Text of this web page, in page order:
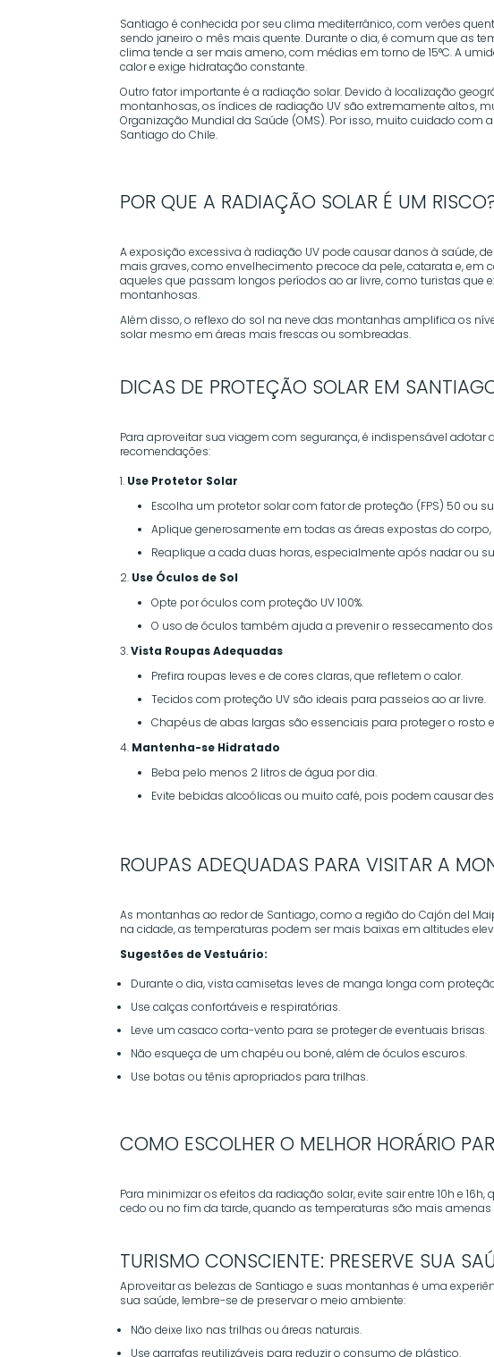
Santiago é conhecida por seu clima mediterrânico, com verões
sendo janeiro o mês mais quente. Durante o dia, é comum que as
clima tende a ser mais ameno, com médias em torno de 15°C. A
calor e exige hidratação constante.
Outro fator importante é a radiação solar. Devido à localização
montanhosas, os índices de radiação UV são extremamente altos,
Organização Mundial da Saúde (OMS). Por isso, muito cuidado
Santiago do Chile.
POR QUE A RADIAÇÃO SOLAR É UM
A exposição excessiva à radiação UV pode causar danos à saúde,
mais graves, como envelhecimento precoce da pele, catarata e, em
aqueles que passam longos períodos ao ar livre, como turistas que
montanhosas.
Além disso, o reflexo do sol na neve das montanhas amplifica os
solar mesmo em áreas mais frescas ou sombreadas.
DICAS DE PROTEÇÃO SOLAR EM
Para aproveitar sua viagem com segurança, é indispensável
recomendações:
Use Protetor Solar
Escolha um protetor solar com fator de proteção (FPS) 50 ou
Aplique generosamente em todas as áreas expostas do
Reaplique a cada duas horas, especialmente após nadar ou
Use Óculos de Sol
Opte por óculos com proteção UV 100%.
O uso de óculos também ajuda a prevenir o ressecamento
Vista Roupas Adequadas
Prefira roupas leves e de cores claras, que refletem o calor.
Tecidos com proteção UV são ideais para passeios ao ar livre.
Chapéus de abas largas são essenciais para proteger o rosto
Mantenha-se Hidratado
Beba pelo menos 2 litros de água por dia.
Evite bebidas alcoólicas ou muito café, pois podem causar
ROUPAS ADEQUADAS PARA VISITAR A
As montanhas ao redor de Santiago, como a região do Cajón del
na cidade, as temperaturas podem ser mais baixas em altitudes
Sugestões de Vestuário:
Durante o dia, vista camisetas leves de manga longa com
Use calças confortáveis e respiratórias.
Leve um casaco corta-vento para se proteger de eventuais brisas.
Não esqueça de um chapéu ou boné, além de óculos escuros.
Use botas ou tênis apropriados para trilhas.
COMO ESCOLHER O MELHOR HORÁRIO
Para minimizar os efeitos da radiação solar, evite sair entre 10h e
cedo ou no fim da tarde, quando as temperaturas são mais
TURISMO CONSCIENTE: PRESERVE SUA
Aproveitar as belezas de Santiago e suas montanhas é uma
sua saúde, lembre-se de preservar o meio ambiente:
Não deixe lixo nas trilhas ou áreas naturais.
Use garrafas reutilizáveis para reduzir o consumo de plástico.